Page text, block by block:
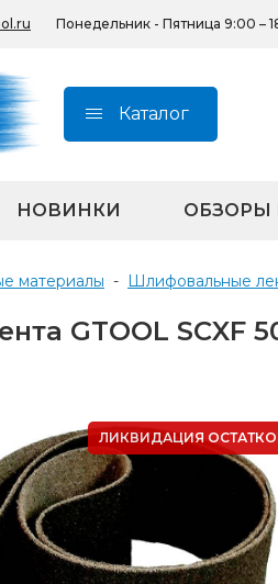
Понедельник - Пятница 9:00 –
Каталог
НОВИНКИ ОБЗОРЫ
материалы - Шлифовальные
GTOOL SCXF
ЛИКВИДАЦИЯ